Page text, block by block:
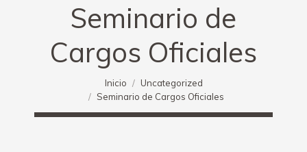
Seminario de
Cargos Oficiales
Inicio
Uncategorized
Seminario de Cargos Oficiales